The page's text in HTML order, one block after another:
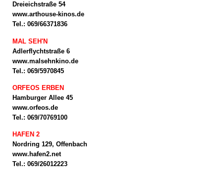
Dreieichstraße 54
www.arthouse-kinos.de
Tel.: 069/66371836
MAL SEH'N
Adlerflychtstraße 6
www.malsehnkino.de
Tel.: 069/5970845
ORFEOS ERBEN
Hamburger Allee 45
www.orfeos.de
Tel.: 069/70769100
HAFEN 2
Nordring 129, Offenbach
www.hafen2.net
Tel.: 069/26012223